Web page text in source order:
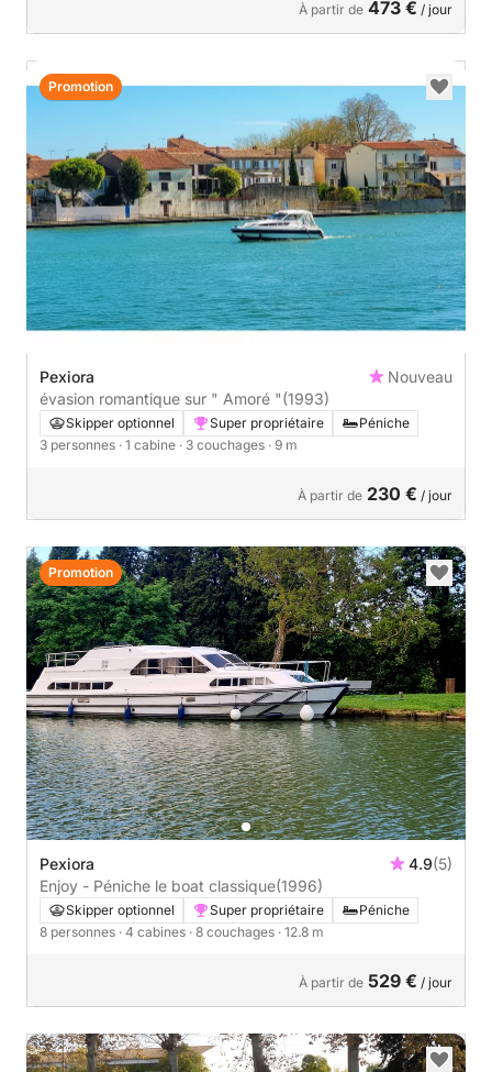
À partir de 473 € / jour
Pexiora
Nouveau
évasion romantique sur " Amoré "(1993)
Skipper optionnel Super propriétaire
Péniche
3 personnes · 1 cabine · 3 couchages · 9 m
À partir de 230 € / jour
Promotion
Pexiora 4.9(5)
Enjoy - Péniche le boat classique(1996)
Skipper optionnel Super propriétaire
Péniche
8 personnes · 4 cabines · 8 couchages · 12.8 m
À partir de 529 € / jour
Promotion